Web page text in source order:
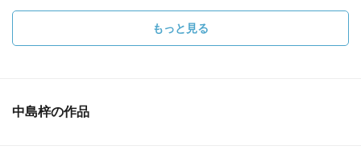
もっと見る
中島梓の作品